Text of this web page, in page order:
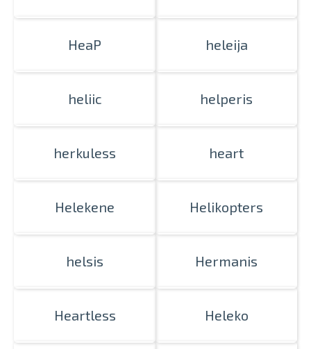
HeaP heleija
heliic helperis
herkuless heart
Helekene Helikopters
helsis Hermanis
Heartless Heleko